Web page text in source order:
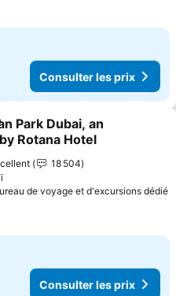
Consulter les prix
à mes favoris
Park Dubai, an
Rotana Hotel
les prix18 504
de voyage et d'excursions dédié
Consulter les prix